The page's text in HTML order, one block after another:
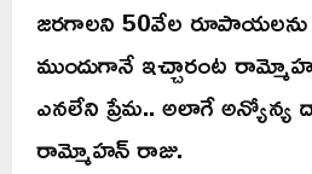
జరగాలని 50వేల రూపాయలను
ముందుగానే ఇచ్చారంట
ఎనలేని ప్రేమ.. అలాగే అన్యోన్య
రామ్మోహన్ రాజు.